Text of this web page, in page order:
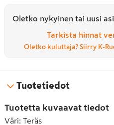
Oletko nykyinen tai uusi
Tarkista hinnat
Oletko kuluttaja? Siirry K-
Tuotetiedot
Tuotetta kuvaavat tiedot
Väri: Teräs